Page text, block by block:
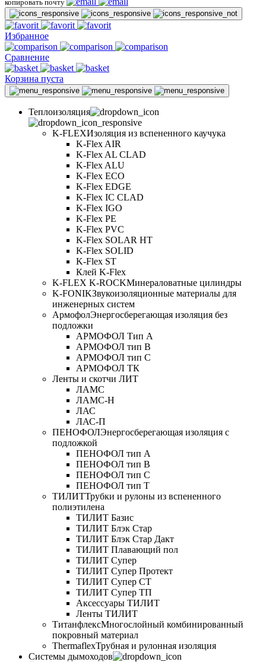
копировать почту
Избранное
Сравнение
Корзина пуста
Теплоизоляция
K-FLEXИзоляция из вспененного каучука
K-Flex AIR
K-Flex AL CLAD
K-Flex ALU
K-Flex ECO
K-Flex EDGE
K-Flex IC CLAD
K-Flex IGO
K-Flex PE
K-Flex PVC
K-Flex SOLAR HT
K-Flex SOLID
K-Flex ST
Клей K-Flex
K-FLEX K-ROCKМинераловатные цилиндры
K-FONIKЗвукоизоляционные материалы для
инженерных систем
АрмофолЭнергосберегающая изоляция без
подложки
АРМОФОЛ Тип А
АРМОФОЛ тип В
АРМОФОЛ тип C
АРМОФОЛ ТК
Ленты и скотчи ЛИТ
ЛАМС
ЛАМС-Н
ЛАС
ЛАС-П
ПЕНОФОЛЭнергосберегающая изоляция с
подложкой
ПЕНОФОЛ тип А
ПЕНОФОЛ тип B
ПЕНОФОЛ тип C
ПЕНОФОЛ тип T
ТИЛИТТрубки и рулоны из вспененного
полиэтилена
ТИЛИТ Базис
ТИЛИТ Блэк Стар
ТИЛИТ Блэк Стар Дакт
ТИЛИТ Плавающий пол
ТИЛИТ Супер
ТИЛИТ Супер Протект
ТИЛИТ Супер СТ
ТИЛИТ Супер ТП
Аксессуары ТИЛИТ
Ленты ТИЛИТ
ТитанфлексМногослойный комбинированный
покровный материал
ThermaflexТрубная и рулонная изоляция
Cистемы дымоходов